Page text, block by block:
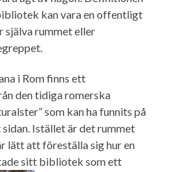
kan vara en offentligt
rummet eller
i Rom finns ett
den tidiga romerska
som kan ha funnits på
Istället är det rummet
lätt att föreställa sig hur en
sitt bibliotek som ett